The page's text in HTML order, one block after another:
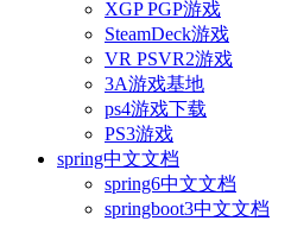
XGP PGP游戏
SteamDeck游戏
VR PSVR2游戏
3A游戏基地
ps4游戏下载
PS3游戏
spring中文文档
spring6中文文档
springboot3中文文档